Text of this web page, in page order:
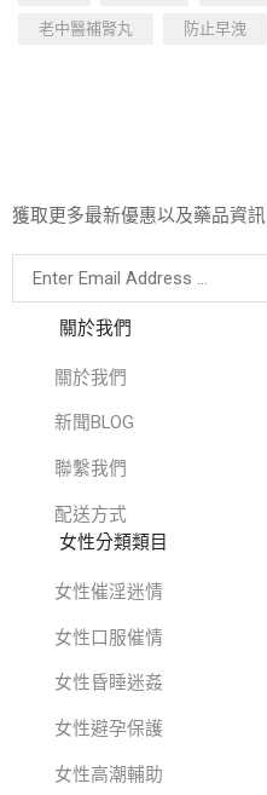
老中醫補腎丸 防止早洩
獲取更多最新優惠以及藥品資訊
關於我們
關於我們
新聞BLOG
聯繫我們
配送方式
女性分類類目
女性催淫迷情
女性口服催情
女性昏睡迷姦
女性避孕保護
女性高潮輔助